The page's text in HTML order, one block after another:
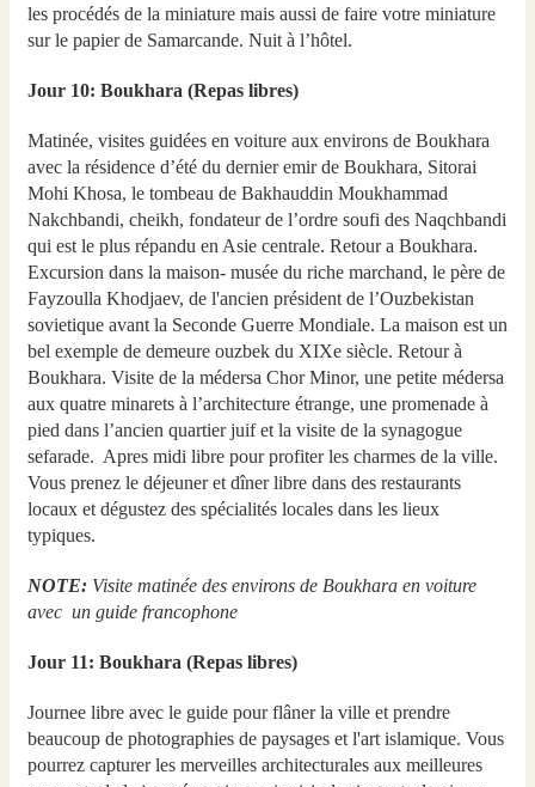
les procédés de la miniature mais aussi de faire votre miniature
sur le papier de Samarcande. Nuit à l’hôtel.
Jour 10: Boukhara (Repas libres)
Matinée, visites guidées en voiture aux environs de Boukhara
avec la résidence d’été du dernier emir de Boukhara, Sitorai
Mohi Khosa, le tombeau de Bakhauddin Moukhammad
Nakchbandi, cheikh, fondateur de l’ordre soufi des Naqchbandi
qui est le plus répandu en Asie centrale. Retour a Boukhara.
Excursion dans la maison- musée du riche marchand, le père de
Fayzoulla Khodjaev, de l'ancien président de l’Ouzbekistan
sovietique avant la Seconde Guerre Mondiale. La maison est un
bel exemple de demeure ouzbek du XIXe siècle. Retour à
Boukhara. Visite de la médersa Chor Minor, une petite médersa
aux quatre minarets à l’architecture étrange, une promenade à
pied dans l’ancien quartier juif et la visite de la synagogue
sefarade. Apres midi libre pour profiter les charmes de la ville.
Vous prenez le déjeuner et dîner libre dans des restaurants
locaux et dégustez des spécialités locales dans les lieux
typiques.
NOTE: Visite matinée des environs de Boukhara en voiture
avec un guide francophone
Jour 11: Boukhara (Repas libres)
Journee libre avec le guide pour flâner la ville et prendre
beaucoup de photographies de paysages et l'art islamique. Vous
pourrez capturer les merveilles architecturales aux meilleures